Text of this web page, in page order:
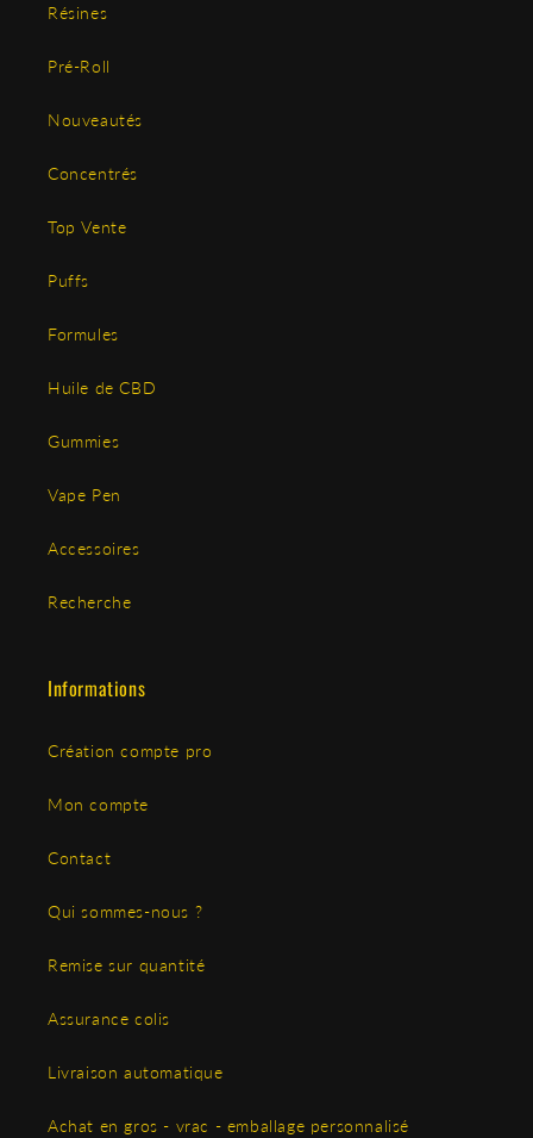
Résines
Pré-Roll
Nouveautés
Concentrés
Top Vente
Puffs
Formules
Huile de CBD
Gummies
Vape Pen
Accessoires
Recherche
Informations
Création compte pro
Mon compte
Contact
Qui sommes-nous ?
Remise sur quantité
Assurance colis
Livraison automatique
Achat en gros - vrac - emballage personnalisé